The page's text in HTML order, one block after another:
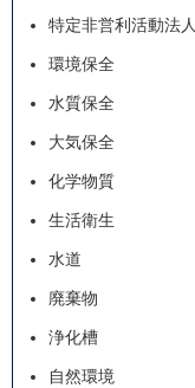
特定非営利活動法人
環境保全
水質保全
大気保全
化学物質
生活衛生
水道
廃棄物
浄化槽
自然環境